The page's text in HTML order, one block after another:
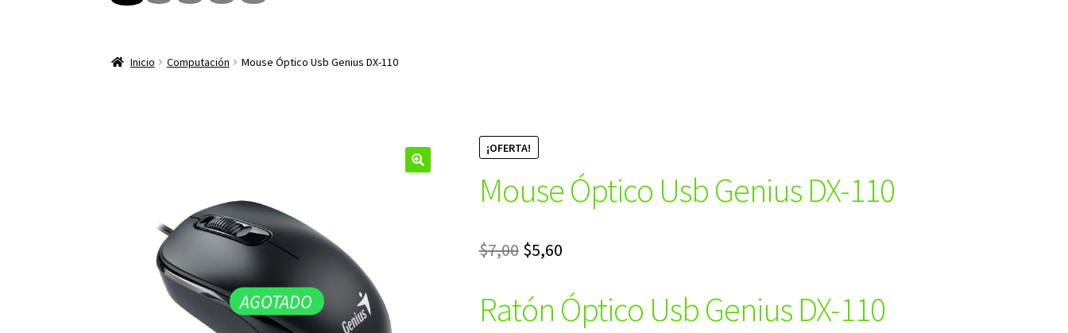
Inicio Computación Mouse Óptico Usb Genius DX-110
¡OFERTA!
AGOTADO
Mouse Óptico Usb Genius DX-110
$7,00 El
original
$5,60El
actual
Ratón Óptico Usb Genius DX-110